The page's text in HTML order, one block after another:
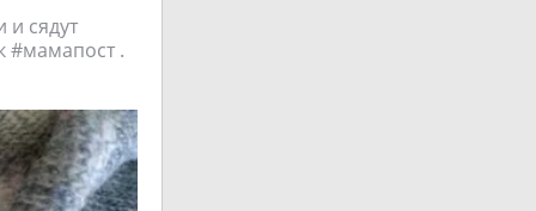
и сядут
#мамапост .